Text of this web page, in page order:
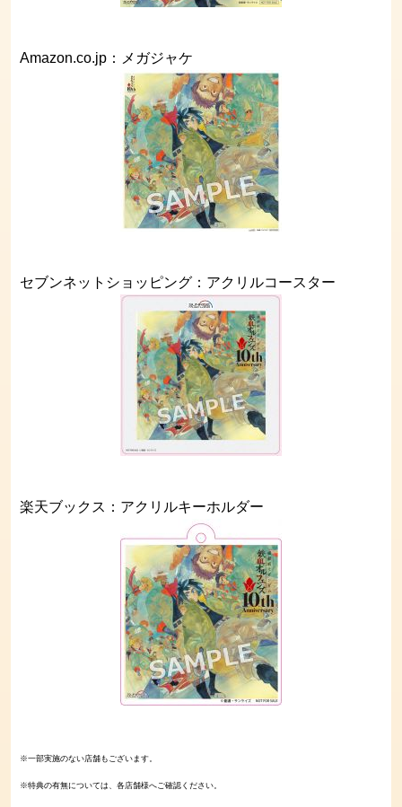
Amazon.co.jp：メガジャケ
セブンネットショッピング：アクリルコースター
楽天ブックス：アクリルキーホルダー
※一部実施のない店舗もございます。
※特典の有無については、各店舗様へご確認ください。